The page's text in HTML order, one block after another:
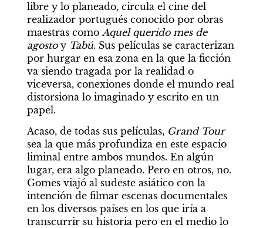
libre y lo planeado, circula el cine del
realizador portugués conocido por obras
maestras como Aquel querido mes de
agosto y Tabú. Sus películas se caracterizan
por hurgar en esa zona en la que la ficción
va siendo tragada por la realidad o
viceversa, conexiones donde el mundo real
distorsiona lo imaginado y escrito en un
papel.
Acaso, de todas sus películas, Grand Tour
sea la que más profundiza en este espacio
liminal entre ambos mundos. En algún
lugar, era algo planeado. Pero en otros, no.
Gomes viajó al sudeste asiático con la
intención de filmar escenas documentales
en los diversos países en los que iría a
transcurrir su historia pero en el medio lo